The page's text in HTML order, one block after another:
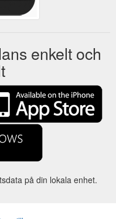
enkelt och
på din lokala enhet.